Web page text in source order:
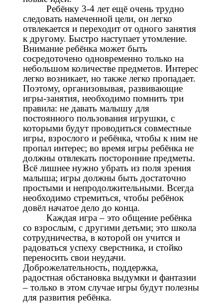
Ребёнку 3-4 лет ещё очень трудно
следовать намеченной цели, он легко
отвлекается и переходит от одного занятия
к другому. Быстро наступает утомление.
Внимание ребёнка может быть
сосредоточено одновременно только на
небольшом количестве предметов. Интерес
легко возникает, но также легко пропадает.
Поэтому, организовывая, развивающие
игры-занятия, необходимо помнить три
правила: не давать малышу для
постоянного пользования игрушки, с
которыми будут проводиться совместные
игры, взрослого и ребёнка, чтобы к ним не
пропал интерес; во время игры ребёнка не
должны отвлекать посторонние предметы.
Всё лишнее нужно убрать из поля зрения
малыша; игры должны быть достаточно
простыми и непродолжительными. Всегда
необходимо стремиться, чтобы ребёнок
довёл начатое дело до конца.
Каждая игра – это общение ребёнка
со взрослым, с другими детьми; это школа
сотрудничества, в которой он учится и
радоваться успеху сверстника, и стойко
переносить свои неудачи.
Доброжелательность, поддержка,
радостная обстановка выдумки и фантазии
– только в этом случае игры будут полезны
для развития ребёнка.